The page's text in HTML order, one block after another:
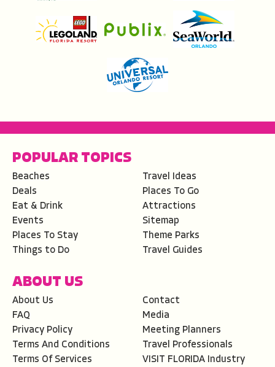
POPULAR TOPICS
Beaches
Deals
Eat & Drink
Events
Places To Stay
Things to Do
Travel Ideas
Places To Go
Attractions
Sitemap
Theme Parks
Travel Guides
ABOUT US
About Us
FAQ
Privacy Policy
Terms And Conditions
Terms Of Services
Contact
Media
Meeting Planners
Travel Professionals
VISIT FLORIDA Industry